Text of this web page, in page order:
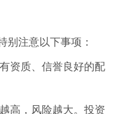
别注意以下事项：
资质、信誉良好的配
高，风险越大。投资